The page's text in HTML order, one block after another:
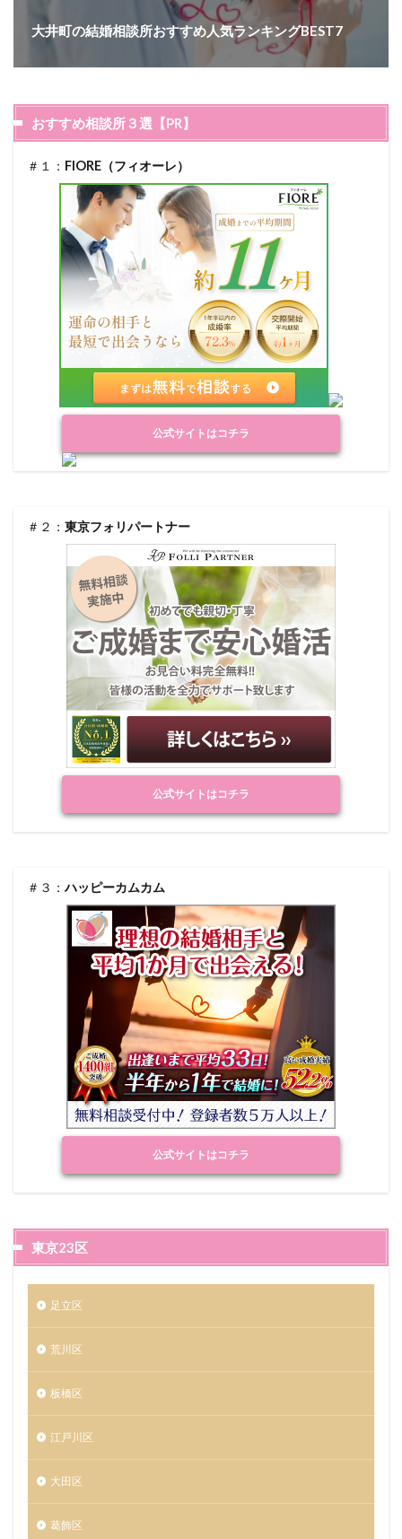
大井町の結婚相談所おすすめ人気ランキングBEST7
おすすめ相談所３選【PR】
＃１： FIORE（フィオーレ）
公式サイトはコチラ
＃２： 東京フォリパートナー
公式サイトはコチラ
＃３：ハッピーカムカム
公式サイトはコチラ
東京23区
足立区
荒川区
板橋区
江戸川区
大田区
葛飾区